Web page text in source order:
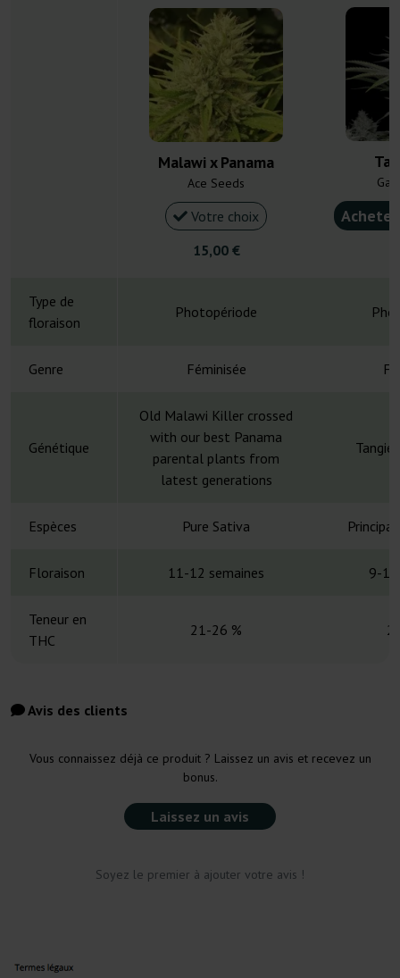
Malawi x Panama
Ace Seeds
Votre choix
15,00 €
Type de
floraison
Photopériode
Genre Féminisée
Génétique
Old Malawi Killer crossed
with our best Panama
parental plants from
latest generations
Tangie
Espèces Pure Sativa
Floraison 11-12 semaines 9-10
Teneur en
THC
21-26 %
Avis des clients
Vous connaissez déjà ce produit ? Laissez un avis et recevez un
bonus.
Laissez un avis
Soyez le premier à ajouter votre avis !